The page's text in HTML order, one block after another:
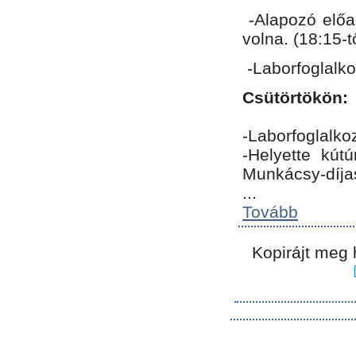
-Alapozó
volna. (18:15-
-
Csütörtökön:
-
-Helyette
Munkácsy-
...
Tovább
Kopirájt meg